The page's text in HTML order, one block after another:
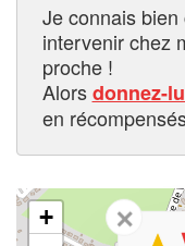
Je connais
intervenir chez
proche !
Alorsdonnez-
en
+
✕